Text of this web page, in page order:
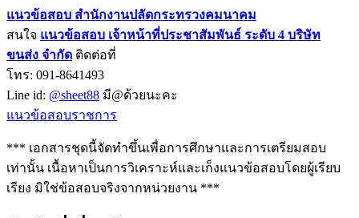
แนวข้อสอบ สำนักงานปลัดกระทรวงคมนาคม
สนใจ แนวข้อสอบ เจ้าหน้าที่ประชาสัมพันธ์ ระดับ 4 บริษัท
ขนส่ง จำกัด ติดต่อที่
โทร: 091-8641493
Line id: @sheet88 มี@ด้วยนะคะ
แนวข้อสอบราชการ
*** เอกสารชุดนี้จัดทำขึ้นเพื่อการศึกษาและการเตรียมสอบ
เท่านั้น เนื้อหาเป็นการวิเคราะห์และเก็งแนวข้อสอบโดยผู้เรียบ
เรียง มิใช่ข้อสอบจริงจากหน่วยงาน ***